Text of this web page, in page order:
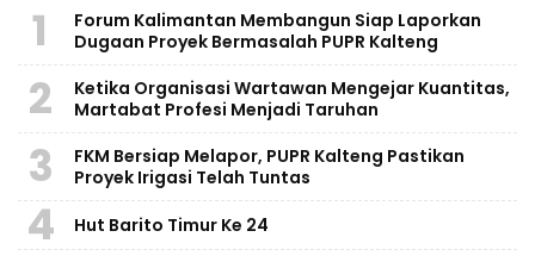
1
Forum Kalimantan Membangun Siap Laporkan
Dugaan Proyek Bermasalah PUPR Kalteng
2
Ketika Organisasi Wartawan Mengejar Kuantitas,
Martabat Profesi Menjadi Taruhan
3
FKM Bersiap Melapor, PUPR Kalteng Pastikan
Proyek Irigasi Telah Tuntas
4 Hut Barito Timur Ke 24